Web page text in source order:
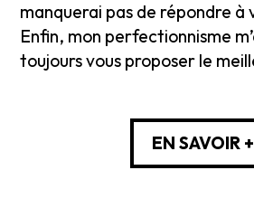
manquerai pas de répondre à
Enfin, mon perfectionnisme
toujours vous proposer le
EN SAVOIR +